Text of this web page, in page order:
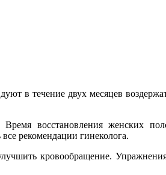
в течение двух месяцев
Время восстановления женских
рекомендации гинеколога.
кровообращение.